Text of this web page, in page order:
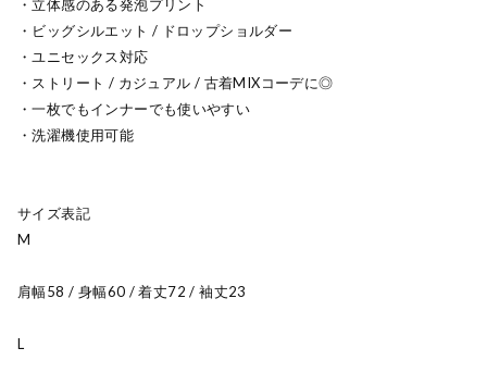
・立体感のある発泡プリント
・ビッグシルエット / ドロップショルダー
・ユニセックス対応
・ストリート / カジュアル / 古着MIXコーデに◎
・一枚でもインナーでも使いやすい
・洗濯機使用可能
サイズ表記
M
肩幅58 / 身幅60 / 着丈72 / 袖丈23
L